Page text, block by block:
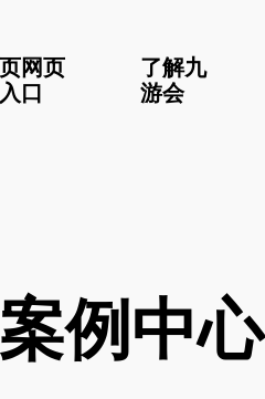
网页
口
了解九
游会
案例中心